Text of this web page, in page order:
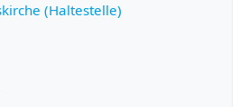
(Haltestelle)